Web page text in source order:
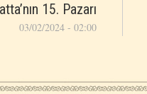
15. Pazarı
03/02/2024 - 02:00